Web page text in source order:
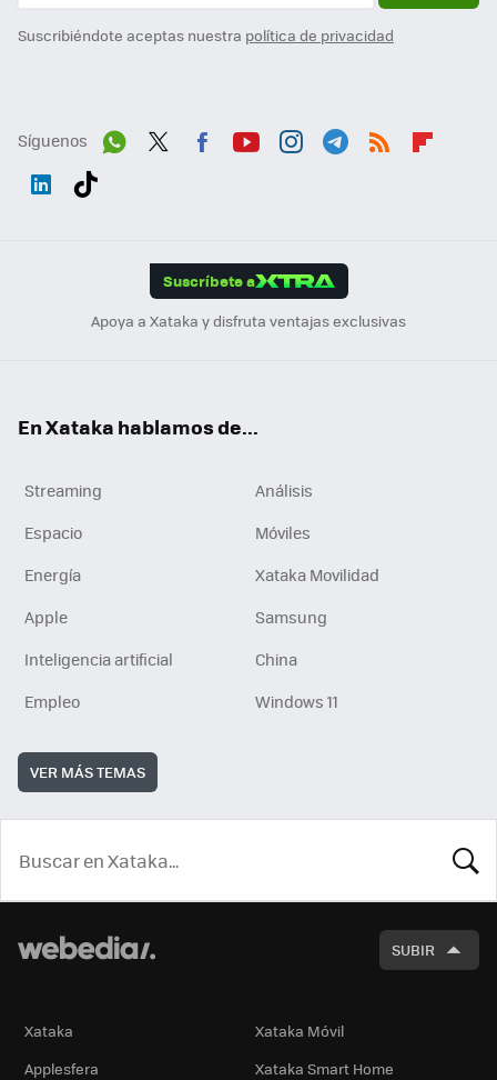
Suscribiéndote aceptas nuestra política de privacidad
Síguenos
Suscríbete a
Apoya a Xataka y disfruta ventajas exclusivas
En Xataka hablamos de...
Streaming
Análisis
Espacio
Móviles
Energía
Xataka Movilidad
Apple
Samsung
Inteligencia artificial
China
Empleo
Windows 11
VER MÁS TEMAS
SUBIR
Xataka
Xataka Móvil
Applesfera
Xataka Smart Home